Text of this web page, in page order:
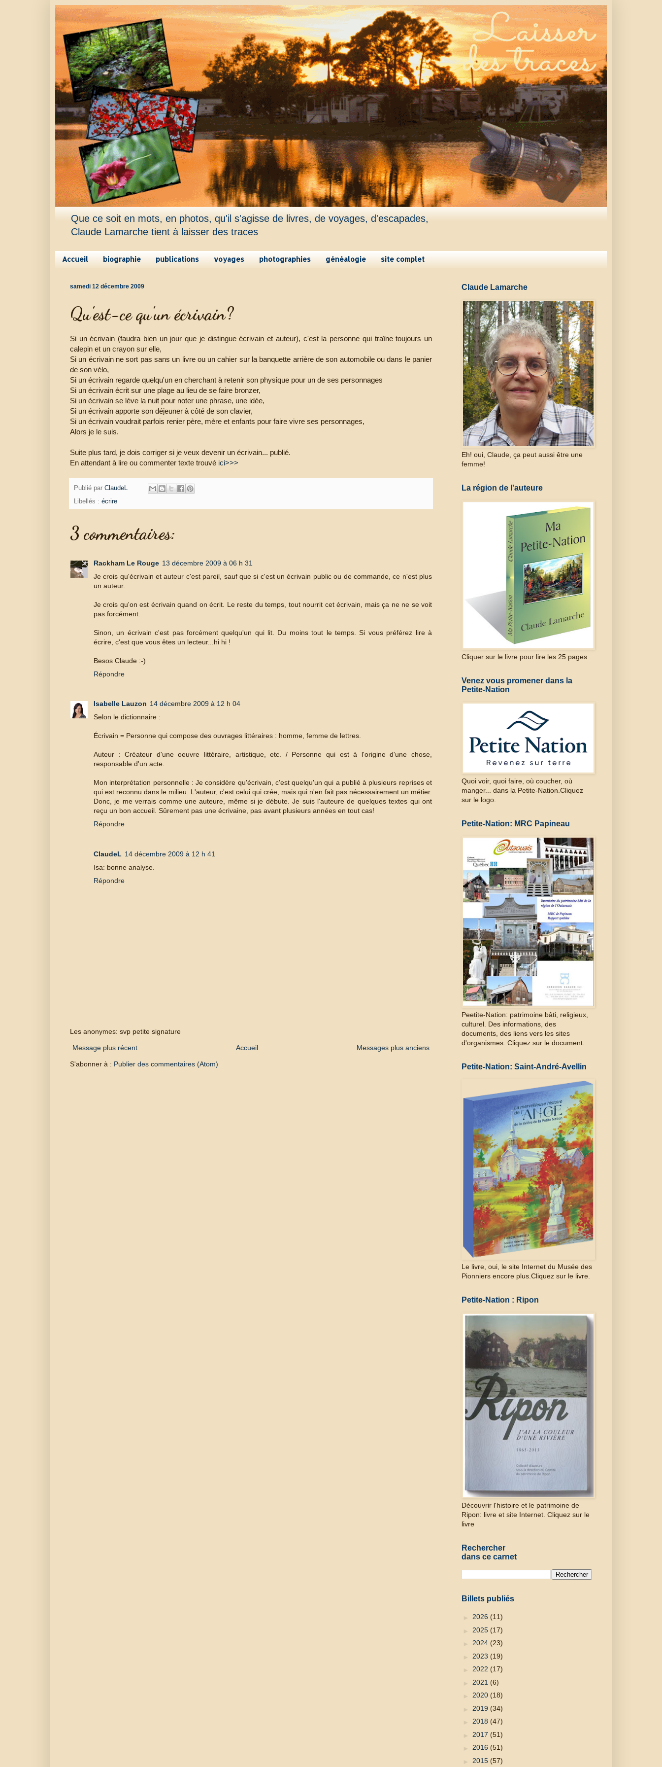
Que ce soit en mots, en photos, qu'il s'agisse de livres, de voyages, d'escapades,
Claude Lamarche tient à laisser des traces
Accueil biographie publications voyages photographies généalogie site complet
samedi 12 décembre 2009
Qu'est-ce qu'un écrivain?
Si un écrivain (faudra bien un jour que je distingue écrivain et auteur), c'est la personne qui traîne toujours un
calepin et un crayon sur elle,
Si un écrivain ne sort pas sans un livre ou un cahier sur la banquette arrière de son automobile ou dans le panier
de son vélo,
Si un écrivain regarde quelqu'un en cherchant à retenir son physique pour un de ses personnages
Si un écrivain écrit sur une plage au lieu de se faire bronzer,
Si un écrivain se lève la nuit pour noter une phrase, une idée,
Si un écrivain apporte son déjeuner à côté de son clavier,
Si un écrivain voudrait parfois renier père, mère et enfants pour faire vivre ses personnages,
Alors je le suis.
Suite plus tard, je dois corriger si je veux devenir un écrivain... publié.
En attendant à lire ou commenter texte trouvé ici>>>
Publié par ClaudeL
Libellés : écrire
3 commentaires:
Rackham Le Rouge 13 décembre 2009 à 06 h 31
Je crois qu'écrivain et auteur c'est pareil, sauf que si c'est un écrivain public ou de commande, ce n'est plus
un auteur.
Je crois qu'on est écrivain quand on écrit. Le reste du temps, tout nourrit cet écrivain, mais ça ne ne se voit
pas forcément.
Sinon, un écrivain c'est pas forcément quelqu'un qui lit. Du moins tout le temps. Si vous préférez lire à
écrire, c'est que vous êtes un lecteur...hi hi !
Besos Claude :-)
Répondre
Isabelle Lauzon 14 décembre 2009 à 12 h 04
Selon le dictionnaire :
Écrivain = Personne qui compose des ouvrages littéraires : homme, femme de lettres.
Auteur : Créateur d'une oeuvre littéraire, artistique, etc. / Personne qui est à l'origine d'une chose,
responsable d'un acte.
Mon interprétation personnelle : Je considère qu'écrivain, c'est quelqu'un qui a publié à plusieurs reprises et
qui est reconnu dans le milieu. L'auteur, c'est celui qui crée, mais qui n'en fait pas nécessairement un métier.
Donc, je me verrais comme une auteure, même si je débute. Je suis l'auteure de quelques textes qui ont
reçu un bon accueil. Sûrement pas une écrivaine, pas avant plusieurs années en tout cas!
Répondre
ClaudeL 14 décembre 2009 à 12 h 41
Isa: bonne analyse.
Répondre
Les anonymes: svp petite signature
Message plus récent Messages plus anciens
Accueil
S'abonner à : Publier des commentaires (Atom)
Claude Lamarche
Eh! oui, Claude, ça peut aussi être une
femme!
La région de l'auteure
Cliquer sur le livre pour lire les 25 pages
Venez vous promener dans la
Petite-Nation
Quoi voir, quoi faire, où coucher, où
manger... dans la Petite-Nation.Cliquez
sur le logo.
Petite-Nation: MRC Papineau
Peetite-Nation: patrimoine bâti, religieux,
culturel. Des informations, des
documents, des liens vers les sites
d'organismes. Cliquez sur le document.
Petite-Nation: Saint-André-Avellin
Le livre, oui, le site Internet du Musée des
Pionniers encore plus.Cliquez sur le livre.
Petite-Nation : Ripon
Découvrir l'histoire et le patrimoine de
Ripon: livre et site Internet. Cliquez sur le
livre
Rechercher
dans ce carnet
Billets publiés
► 2026 (11)
► 2025 (17)
► 2024 (23)
► 2023 (19)
► 2022 (17)
► 2021 (6)
► 2020 (18)
► 2019 (34)
► 2018 (47)
► 2017 (51)
► 2016 (51)
► 2015 (57)